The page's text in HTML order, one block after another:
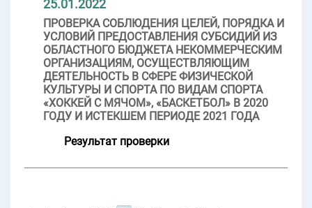
25.01.2022
ПРОВЕРКА СОБЛЮДЕНИЯ ЦЕЛЕЙ, ПОРЯДКА И
УСЛОВИЙ ПРЕДОСТАВЛЕНИЯ СУБСИДИЙ ИЗ
ОБЛАСТНОГО БЮДЖЕТА НЕКОММЕРЧЕСКИМ
ОРГАНИЗАЦИЯМ, ОСУЩЕСТВЛЯЮЩИМ
ДЕЯТЕЛЬНОСТЬ В СФЕРЕ ФИЗИЧЕСКОЙ
КУЛЬТУРЫ И СПОРТА ПО ВИДАМ СПОРТА
«ХОККЕЙ С МЯЧОМ», «БАСКЕТБОЛ» В 2020
ГОДУ И ИСТЕКШЕМ ПЕРИОДЕ 2021 ГОДА
Результат проверки